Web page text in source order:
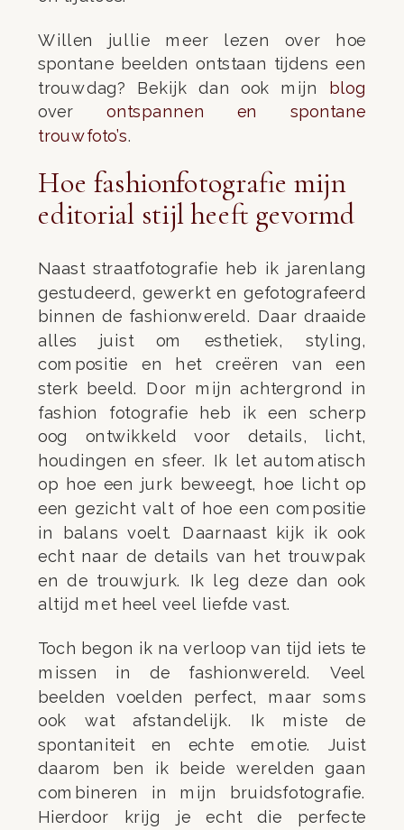
Willen jullie meer lezen over hoe
spontane beelden ontstaan tijdens een
trouwdag? Bekijk dan ook mijn blog
overontspannen en spontane
trouwfoto’s.
Hoe fashionfotografie mijn
editorial stijl heeft gevormd
Naast straatfotografie heb ik jarenlang
gestudeerd, gewerkt en gefotografeerd
binnen de fashionwereld. Daar draaide
alles juist om esthetiek, styling,
compositie en het creëren van een
sterk beeld. Door mijn achtergrond in
fashion fotografie heb ik een scherp
oog ontwikkeld voor details, licht,
houdingen en sfeer. Ik let automatisch
op hoe een jurk beweegt, hoe licht op
een gezicht valt of hoe een compositie
in balans voelt. Daarnaast kijk ik ook
echt naar de details van het trouwpak
en de trouwjurk. Ik leg deze dan ook
altijd met heel veel liefde vast.
Toch begon ik na verloop van tijd iets te
missen in de fashionwereld. Veel
beelden voelden perfect, maar soms
ook wat afstandelijk. Ik miste de
spontaniteit en echte emotie. Juist
daarom ben ik beide werelden gaan
combineren in mijn bruidsfotografie.
Hierdoor krijg je echt die perfecte